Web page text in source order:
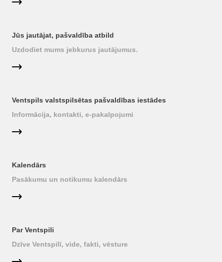
Jūs jautājat, pašvaldība atbild
Uzdodiet mums jebkurus jautājumus.
Ventspils valstspilsētas pašvaldības iestādes
Informācija, kontakti, e-pakalpojumi
Kalendārs
Pasākumu un notikumu kalendārs
Par Ventspili
Dzīve Ventspilī, vide, fakti, vēsture